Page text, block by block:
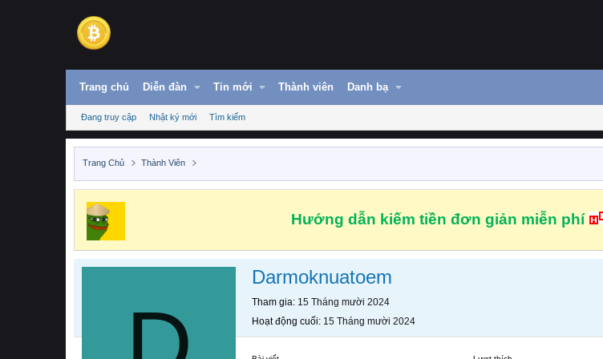
Trang chủ Diễn đàn Tin mới Thành viên Danh bạ
Đang truy cập Nhật ký mới Tìm kiếm
Trang Chủ Thành Viên
Hướng dẫn kiếm tiền đơn giản miễn phí
Darmoknuatoem
Tham gia 15 Tháng mười 2024
Hoạt động cuối 15 Tháng mười 2024